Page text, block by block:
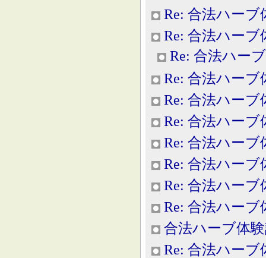
Re: 合法ハーブ
Re: 合法ハーブ
Re: 合法ハー
Re: 合法ハーブ
Re: 合法ハーブ
Re: 合法ハーブ
Re: 合法ハーブ
Re: 合法ハーブ
Re: 合法ハーブ
Re: 合法ハーブ
合法ハーブ体
Re: 合法ハーブ